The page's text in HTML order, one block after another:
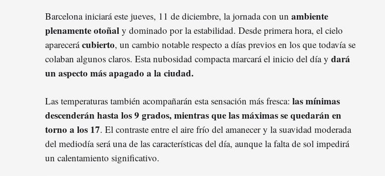
Barcelona iniciará este jueves, 11 de diciembre, la jornada con un ambiente
plenamente otoñal y dominado por la estabilidad. Desde primera hora, el cielo
aparecerácubierto, un cambio notable respecto a días previos en los que todavía se
colaban algunos claros. Esta nubosidad compacta marcará el inicio del día y dará
un aspecto más apagado a la ciudad.
Las temperaturas también acompañarán esta sensación más fresca: las mínimas
descenderán hasta los 9 grados, mientras que las máximas se quedarán en
torno a los 17. El contraste entre el aire frío del amanecer y la suavidad moderada
del mediodía será una de las características del día, aunque la falta de sol impedirá
un calentamiento significativo.